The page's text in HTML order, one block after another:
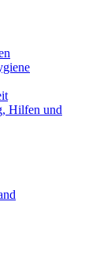
Hilfen und